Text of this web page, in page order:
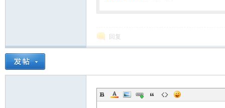
回复